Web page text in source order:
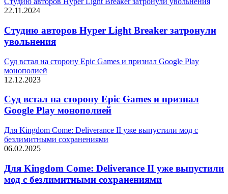
22.11.2024
Студию авторов Hyper Light Breaker затронули
увольнения
Суд встал на сторону Epic Games и признал Google Play
монополией
12.12.2023
Суд встал на сторону Epic Games и признал
Google Play монополией
Для Kingdom Come: Deliverance II уже выпустили мод с
безлимитными сохранениями
06.02.2025
Для Kingdom Come: Deliverance II уже выпустили
мод с безлимитными сохранениями